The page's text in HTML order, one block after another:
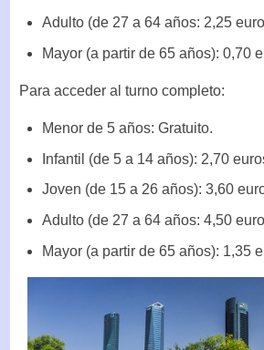
Adulto (de 27 a 64 años: 2,25
Mayor (a partir de 65 años): 0,70
Para acceder al turno completo:
Menor de 5 años: Gratuito.
Infantil (de 5 a 14 años): 2,70
Joven (de 15 a 26 años): 3,60
Adulto (de 27 a 64 años: 4,50
Mayor (a partir de 65 años): 1,35